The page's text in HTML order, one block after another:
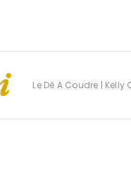
Le Dé A Coudre |